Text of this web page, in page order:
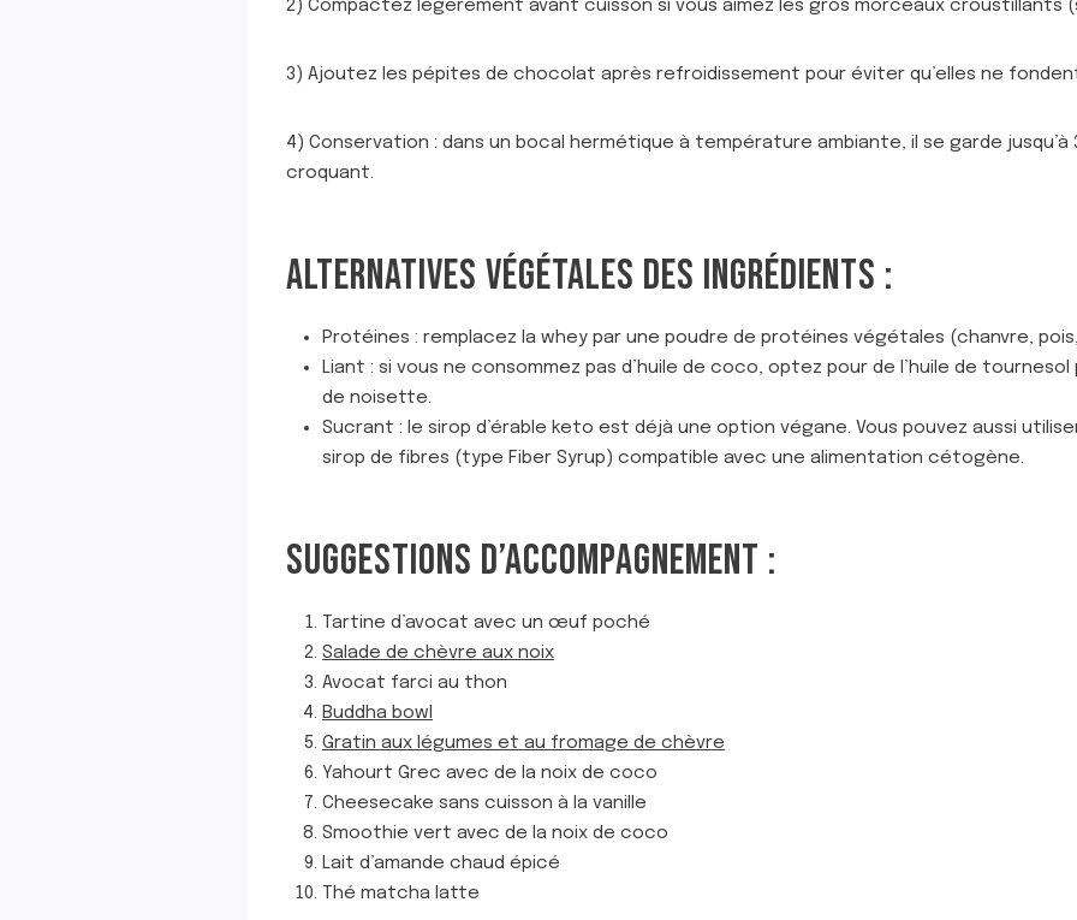
2) Compactez légèrement avant cuisson si vous aimez les gros morceaux croustillants
3) Ajoutez les pépites de chocolat après refroidissement pour éviter qu’elles ne
4) Conservation : dans un bocal hermétique à température ambiante, il se garde jusqu’à
croquant.
ALTERNATIVES VÉGÉTALES DES INGRÉDIENTS :
Protéines : remplacez la whey par une poudre de protéines végétales (chanvre,
Liant : si vous ne consommez pas d’huile de coco, optez pour de l’huile de
de noisette.
Sucrant : le sirop d’érable keto est déjà une option végane. Vous pouvez aussi
sirop de fibres (type Fiber Syrup) compatible avec une alimentation cétogène.
SUGGESTIONS D’ACCOMPAGNEMENT :
Tartine d’avocat avec un œuf poché
Salade de chèvre aux noix
Avocat farci au thon
Buddha bowl
Gratin aux légumes et au fromage de chèvre
Yahourt Grec avec de la noix de coco
Cheesecake sans cuisson à la vanille
Smoothie vert avec de la noix de coco
Lait d’amande chaud épicé
Thé matcha latte